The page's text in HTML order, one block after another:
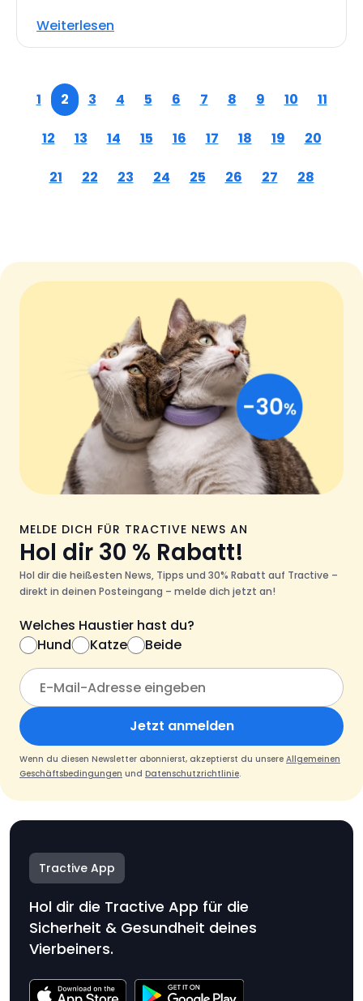
Weiterlesen
1 2 3 4 5 6 7 8 9 10 11
12 13 14 15 16 17 18 19 20
21 22 23 24 25 26 27 28
MELDE DICH FÜR TRACTIVE NEWS AN
Hol dir 30 % Rabatt!
Hol dir die heißesten News, Tipps und 30% Rabatt auf Tractive –
direkt in deinen Posteingang – melde dich jetzt an!
Welches Haustier hast du?
Hund
Katze Beide
Jetzt anmelden
Wenn du diesen Newsletter abonnierst, akzeptierst du unsere Allgemeinen
Geschäftsbedingungen und Datenschutzrichtlinie.
Tractive App
Hol dir die Tractive App für die
Sicherheit & Gesundheit deines
Vierbeiners.